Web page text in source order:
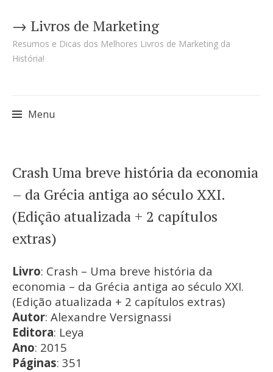
→ Livros de Marketing
Resumos e Dicas dos Melhores Livros de Marketing da
História!
Menu
para
o
conteúdo
Crash Uma breve história da economia
– da Grécia antiga ao século XXI.
(Edição atualizada + 2 capítulos
extras)
Livro: Crash – Uma breve história da
economia – da Grécia antiga ao século XXI.
(Edição atualizada + 2 capítulos extras)
Autor: Alexandre Versignassi
Editora: Leya
Ano: 2015
Páginas: 351